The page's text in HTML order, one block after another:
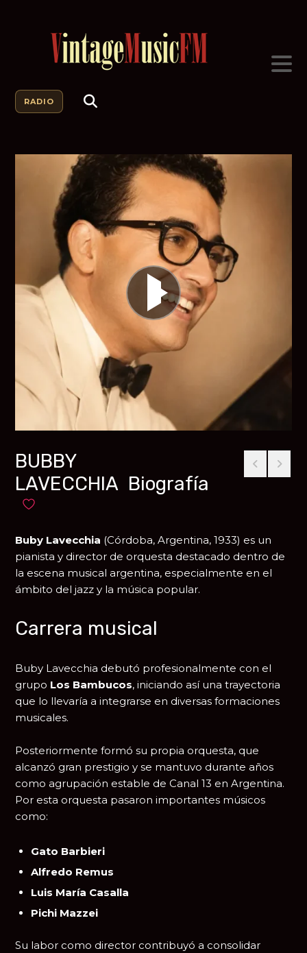
RADIO
BUBBY
LAVECCHIA Biografía
Añadir a favoritos
Buby Lavecchia (Córdoba, Argentina, 1933) es un
pianista y director de orquesta destacado dentro de
la escena musical argentina, especialmente en el
ámbito del jazz y la música popular.
Carrera musical
Buby Lavecchia debutó profesionalmente con el
grupo Los Bambucos, iniciando así una trayectoria
que lo llevaría a integrarse en diversas formaciones
musicales.
Posteriormente formó su propia orquesta, que
alcanzó gran prestigio y se mantuvo durante años
como agrupación estable de Canal 13 en Argentina.
Por esta orquesta pasaron importantes músicos
como:
Gato Barbieri
Alfredo Remus
Luis María Casalla
Pichi Mazzei
Su labor como director contribuyó a consolidar